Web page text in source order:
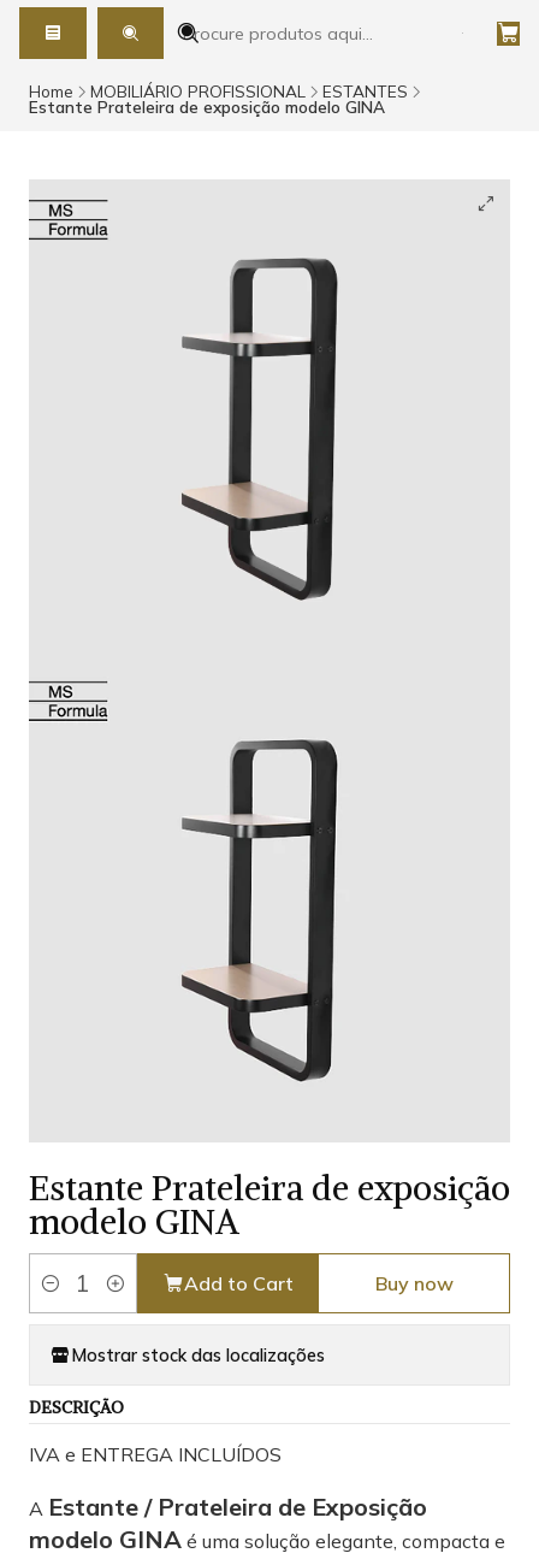
Home MOBILIÁRIO PROFISSIONAL ESTANTES
Estante Prateleira de exposição modelo GINA
Estante Prateleira de exposição
modelo GINA
Quantity
Add to Cart Buy now
Mostrar stock das localizações
DESCRIÇÃO
IVA e ENTREGA INCLUÍDOS
A Estante / Prateleira de Exposição
modelo GINA é uma solução elegante, compacta e